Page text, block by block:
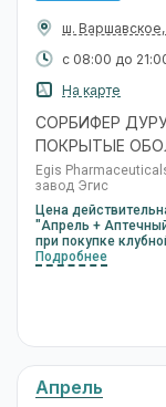
ш. Варшавское,
с 08:00 до
На карте
СОРБИФЕР
ПОКРЫТЫЕ
Egis
завод Эгис
Цена
"Апрель +
при покупке
Подробнее
Апрель